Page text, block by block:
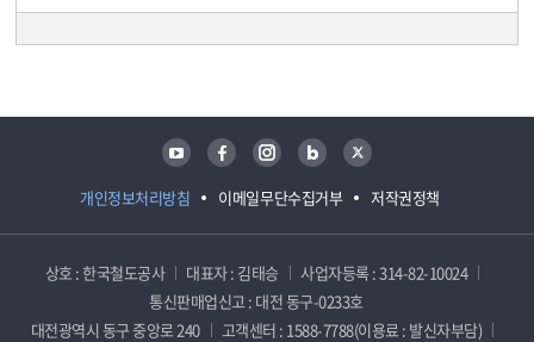
개인정보처리방침 이메일무단수집거부 저작권정책
유튜브 페이스북 인스타그램 블로그 트위터
상호 : 한국철도공사 대표자 : 김태승
사업자등록 : 314-82-10024
통신판매업신고 : 대전 동구-0233호
대전광역시 동구 중앙로 240
고객센터 : 1588-7788(이용료 : 발신자부담)